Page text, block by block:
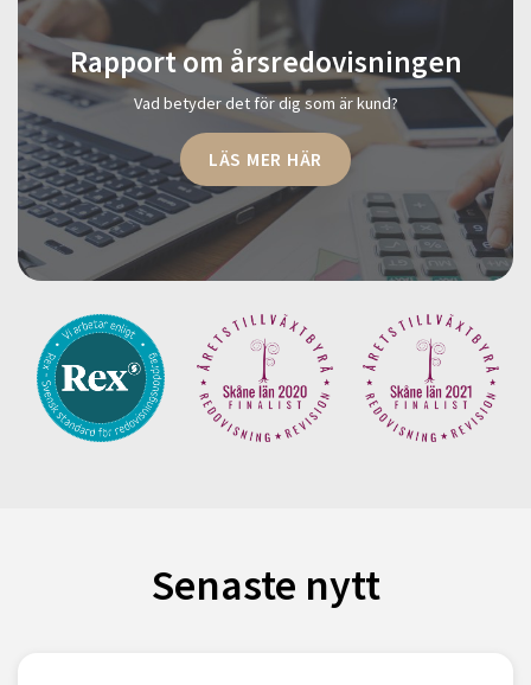
Rapport om årsredovisningen
Vad betyder det för dig som är kund?
LÄS MER HÄR
Senaste nytt